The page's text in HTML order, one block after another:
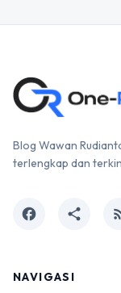
Blog Wawan
terlengkap dan
facebook share
NAVIGASI